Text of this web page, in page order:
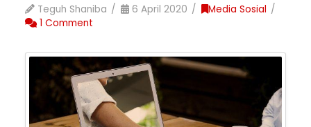
Teguh Shaniba 6 April 2020
Media Sosial
1 Comment